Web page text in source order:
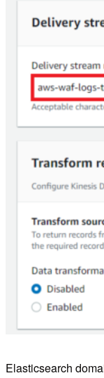
Elasticsearch